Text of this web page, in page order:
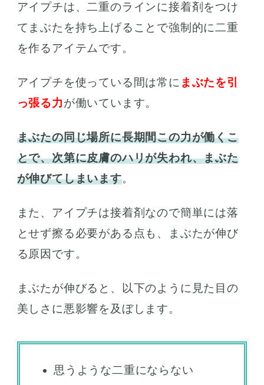
アイプチは、二重のラインに接着剤をつけ
てまぶたを持ち上げることで強制的に二重
を作るアイテムです。
アイプチを使っている間は常に まぶたを引
っ張る力が働いています。
まぶたの同じ場所に長期間この力が働くこ
とで、次第に皮膚のハリが失われ、まぶた
が伸びてしまいます。
また、アイプチは接着剤なので簡単には落
とせず擦る必要がある点も、まぶたが伸び
る原因です。
まぶたが伸びると、以下のように見た目の
美しさに悪影響を及ぼします。
思うような二重にならない